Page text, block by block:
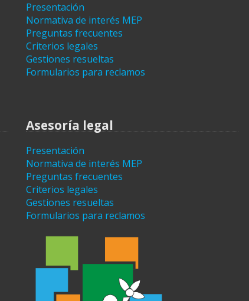
Presentación
Normativa de interés MEP
Preguntas frecuentes
Criterios legales
Gestiones resueltas
Formularios para reclamos
Asesoría legal
Presentación
Normativa de interés MEP
Preguntas frecuentes
Criterios legales
Gestiones resueltas
Formularios para reclamos